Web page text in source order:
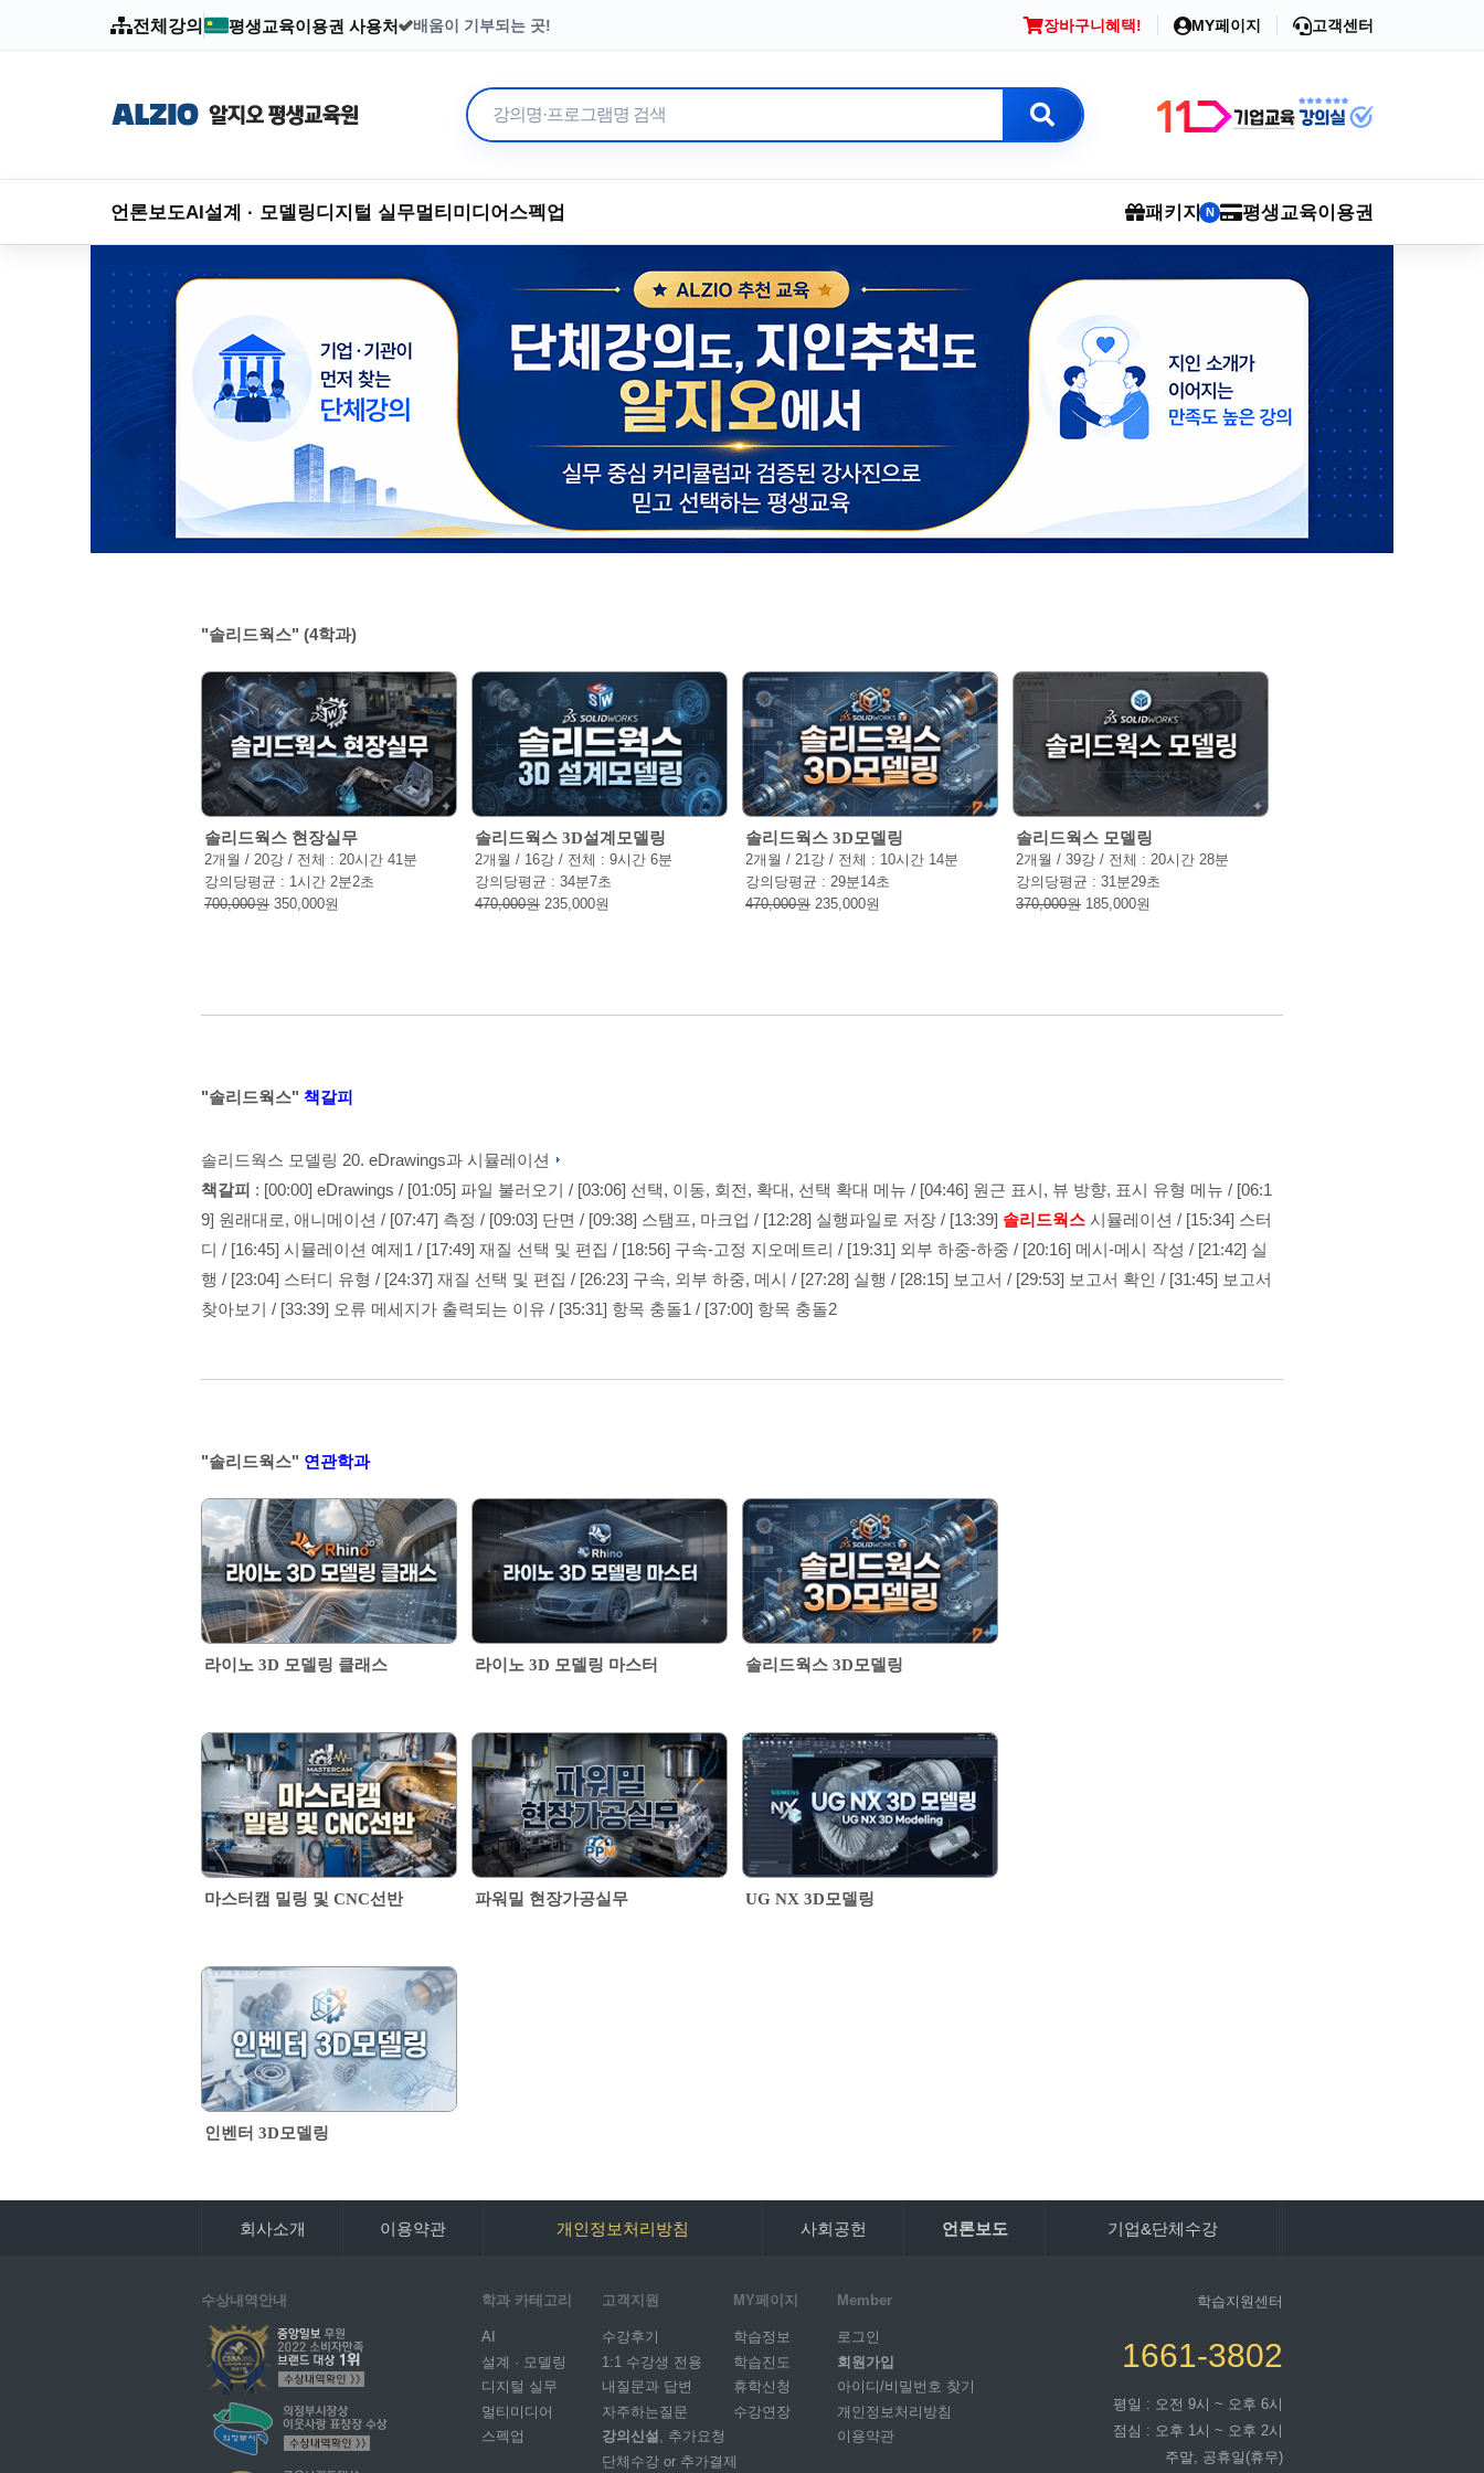
전체강의 평생교육이용권 사용처
배움이 기부되는 곳!
2003년부터 이어온 수강료 기부
장바구니혜택! MY페이지 고객센터
언론보도AI설계 · 모델링디지털 실무멀티미디어 스펙업 패키지 N 평생교육이용권
"솔리드웍스" (4학과)
솔리드웍스 현장실무
2개월 / 20강 / 전체 : 20시간 41분
강의당평균 : 1시간 2분2초
700,000원 350,000원
솔리드웍스 3D설계모델링
2개월 / 16강 / 전체 : 9시간 6분
강의당평균 : 34분7초
470,000원 235,000원
솔리드웍스 3D모델링
2개월 / 21강 / 전체 : 10시간 14분
강의당평균 : 29분14초
470,000원 235,000원
솔리드웍스 모델링
2개월 / 39강 / 전체 : 20시간 28분
강의당평균 : 31분29초
370,000원 185,000원
"솔리드웍스" 책갈피
솔리드웍스 모델링 20. eDrawings과 시뮬레이션
책갈피 : [00:00] eDrawings / [01:05] 파일 불러오기 / [03:06] 선택, 이동, 회전, 확대, 선택 확대 메뉴 / [04:46] 원근 표시, 뷰 방향, 표시 유형 메뉴 / [06:1
9] 원래대로, 애니메이션 / [07:47] 측정 / [09:03] 단면 / [09:38] 스탬프, 마크업 / [12:28] 실행파일로 저장 / [13:39] 솔리드웍스 시뮬레이션 / [15:34] 스터
디 / [16:45] 시뮬레이션 예제1 / [17:49] 재질 선택 및 편집 / [18:56] 구속-고정 지오메트리 / [19:31] 외부 하중-하중 / [20:16] 메시-메시 작성 / [21:42] 실
행 / [23:04] 스터디 유형 / [24:37] 재질 선택 및 편집 / [26:23] 구속, 외부 하중, 메시 / [27:28] 실행 / [28:15] 보고서 / [29:53] 보고서 확인 / [31:45] 보고서
찾아보기 / [33:39] 오류 메세지가 출력되는 이유 / [35:31] 항목 충돌1 / [37:00] 항목 충돌2
"솔리드웍스" 연관학과
라이노 3D 모델링 클래스 라이노 3D 모델링 마스터 솔리드웍스 3D모델링
마스터캠 밀링 및 CNC선반 파워밀 현장가공실무 UG NX 3D모델링
인벤터 3D모델링
회사소개 이용약관 개인정보처리방침 사회공헌 언론보도 기업&단체수강
수상내역안내 학과 카테고리
AI
설계 · 모델링
디지털 실무
멀티미디어
스펙업
고객지원
수강후기
1:1 수강생 전용
내질문과 답변
자주하는질문
강의신설
, 추가요청
단체수강 or 추가결제
MY페이지
학습정보
학습진도
휴학신청
수강연장
Member
로그인
회원가입
아이디/비밀번호 찾기
개인정보처리방침
이용약관
학습지원센터
1661-3802
평일 : 오전 9시 ~ 오후 6시
점심 : 오후 1시 ~ 오후 2시
주말, 공휴일(휴무)